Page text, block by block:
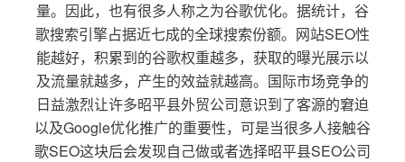
量。因此，也有很多人称之为谷歌优化。据统计，谷
歌搜索引擎占据近七成的全球搜索份额。网站SEO性
能越好，积累到的谷歌权重越多，获取的曝光展示以
及流量就越多，产生的效益就越高。国际市场竞争的
日益激烈让许多昭平县外贸公司意识到了客源的窘迫
以及Google优化推广的重要性，可是当很多人接触谷
歌SEO这块后会发现自己做或者选择昭平县SEO公司